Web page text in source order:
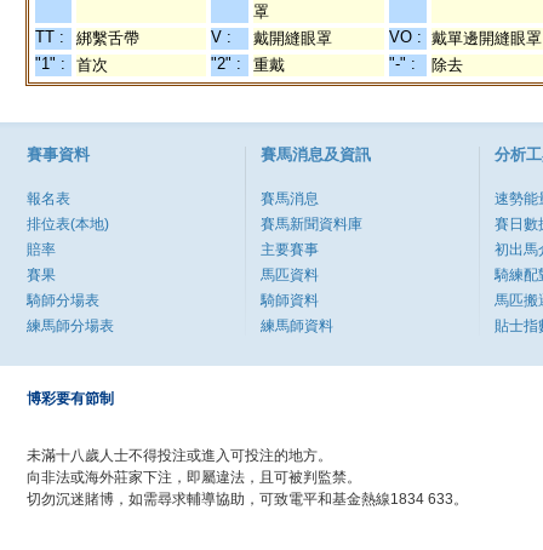
罩
TT : 綁繫舌帶 V : 戴開縫眼罩 VO : 戴單邊開縫眼罩
"1" :
首次 "2" : 重戴 "-" : 除去
賽事資料
報名表
排位表(本地)
賠率
賽果
騎師分場表
練馬師分場表
賽馬消息及資訊
賽馬消息
賽馬新聞資料庫
主要賽事
馬匹資料
騎師資料
練馬師資料
分析
速勢能
賽日數
初出馬
騎練配
馬匹搬
貼士指
博彩要有節制
未滿十八歲人士不得投注或進入可投注的地方。
向非法或海外莊家下注，即屬違法，且可被判監禁。
切勿沉迷賭博，如需尋求輔導協助，可致電平和基金熱線1834 633。